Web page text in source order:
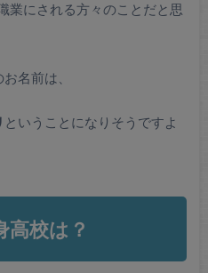
業にされる方々のことだと思
名前は、
ということになりそうですよ
高校は？